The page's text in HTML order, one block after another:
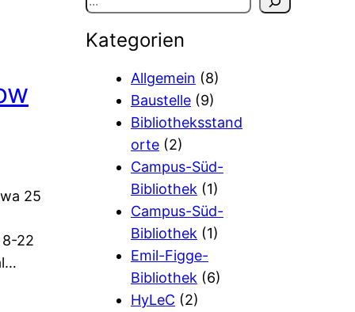
25
22
c
Kategorien
Allgemein (8)
Baustelle (9)
Bibliotheksstand
orte (2)
Campus-Süd-
Bibliothek (1)
Campus-Süd-
Bibliothek (1)
Emil-Figge-
Bibliothek (6)
HyLeC (2)